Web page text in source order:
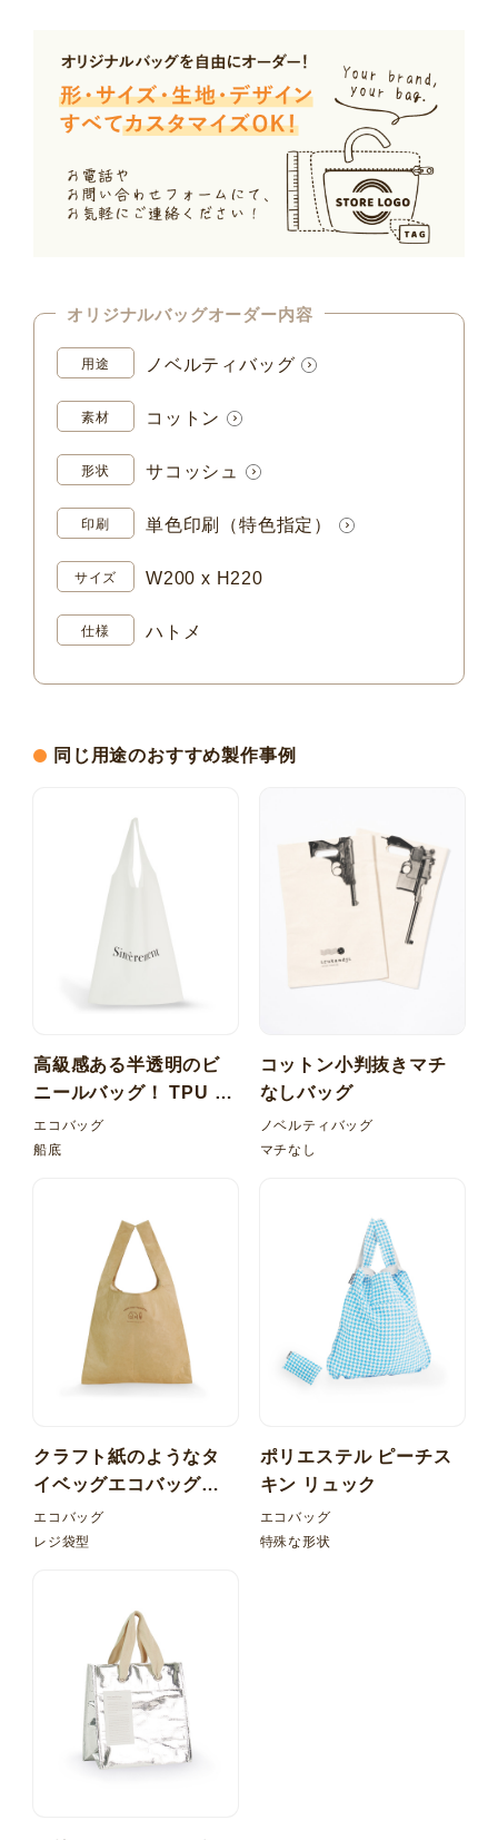
オリジナルバッグオーダー内容
用途 ノベルティバッグ
素材 コットン
形状 サコッシュ
印刷 単色印刷（特色指定）
サイズ W200 x H220
仕様 ハトメ
同じ用途のおすすめ製作事例
高級感ある半透明のビ
ニールバッグ！ TPU 梨
地 マルシェ型バッグ
エコバッグ
船底
コットン小判抜きマチ
なしバッグ
ノベルティバッグ
マチなし
クラフト紙のようなタ
イベッグエコバッグ！
レジ型 内ポケット折り
たたみ
エコバッグ
レジ袋型
ポリエステル ピーチス
キン リュック
エコバッグ
特殊な形状